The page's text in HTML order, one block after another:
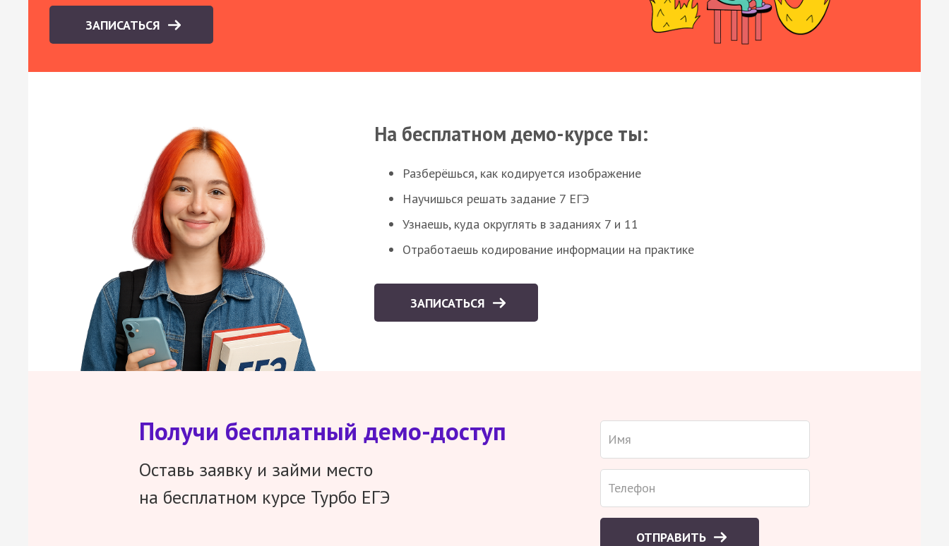
ЗАПИСАТЬСЯ
На бесплатном демо-курсе ты:
Разберёшься, как кодируется изображение
Научишься решать задание 7 ЕГЭ
Узнаешь, куда округлять в заданиях 7 и 11
Отработаешь кодирование информации на практике
ЗАПИСАТЬСЯ
Получи бесплатный демо-доступ
Оставь заявку и займи место
на бесплатном курсе Турбо ЕГЭ
ОТПРАВИТЬ